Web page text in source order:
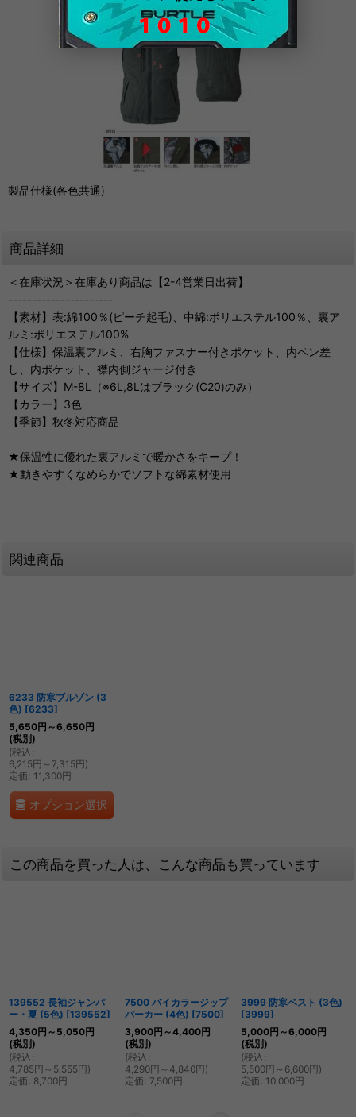
製品仕様(各色共通)
商品詳細
＜在庫状況＞在庫あり商品は【2-4営業日出荷】
----------------------
【素材】表:綿100％(ピーチ起毛)、中綿:ポリエステル100％、裏ア
ルミ:ポリエステル100%
【仕様】保温裏アルミ、右胸ファスナー付きポケット、内ペン差
し、内ポケット、襟内側ジャージ付き
【サイズ】M-8L（※6L,8Lはブラック(C20)のみ）
【カラー】3色
【季節】秋冬対応商品
★保温性に優れた裏アルミで暖かさをキープ！
★動きやすくなめらかでソフトな綿素材使用
関連商品
6233 防寒ブルゾン (3
色) [6233]
5,650円 ～6,650円
(税別)
(税込 :
6,215円 ～7,315円)
定価 : 11,300円
オプション選択
この商品を買った人は、こんな商品も買っています
139552 長袖ジャンパ
ー・夏 (5色) [139552]
4,350円 ～5,050円
(税別)
(税込 :
4,785円 ～5,555円)
定価 : 8,700円
7500 バイカラージップ
パーカー (4色) [7500]
3,900円 ～4,400円
(税別)
(税込 :
4,290円 ～4,840円)
定価 : 7,500円
3999 防寒ベスト (3色)
[3999]
5,000円 ～6,000円
(税別)
(税込 :
5,500円 ～6,600円)
定価 : 10,000円